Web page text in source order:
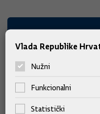
Vlada Republike
Nužni
Funkcionalni
Statistički